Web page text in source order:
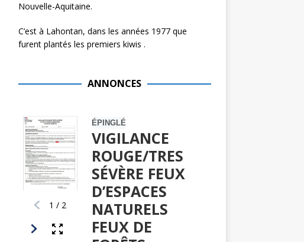
Nouvelle-Aquitaine.
C’est à Lahontan, dans les années 1977 que
furent plantés les premiers kiwis .
ANNONCES
1 actualités trouvées.
1 / 2
ÉPINGLÉ
VIGILANCE
ROUGE/TRES
SÉVÈRE FEUX
D’ESPACES
NATURELS
FEUX DE